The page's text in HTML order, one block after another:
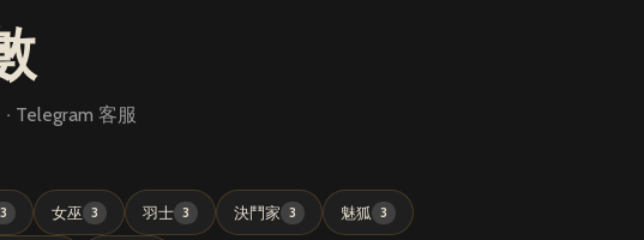
Telegram 客服
3 女巫 3 羽士 3 決鬥家 3 魅狐 3